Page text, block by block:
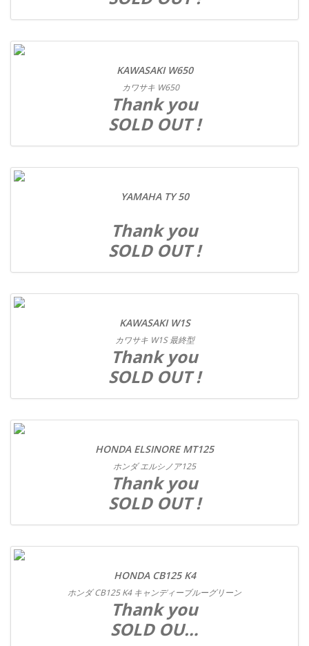
KAWASAKI W650
カワサキ W650
Thank you
SOLD OUT !
YAMAHA TY 50
Thank you
SOLD OUT !
KAWASAKI W1S
カワサキ W1S 最終型
Thank you
SOLD OUT !
HONDA ELSINORE MT125
ホンダ エルシノア125
Thank you
SOLD OUT !
HONDA CB125 K4
ホンダ CB125 K4 キャンディーブルーグリーン
Thank you
SOLD OU…